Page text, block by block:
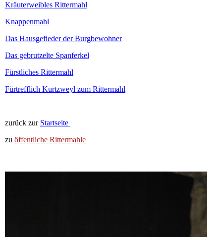
Kräuterweibles Rittermahl
Knappenmahl
Das Hausgefieder der Burgbewohner
Das gebrutzelte Spanferkel
Fürstliches Rittermahl
Fürtrefflich Kurtzweyl zum Rittermahl
zurück zur Startseite
zu öffentliche Rittermahle